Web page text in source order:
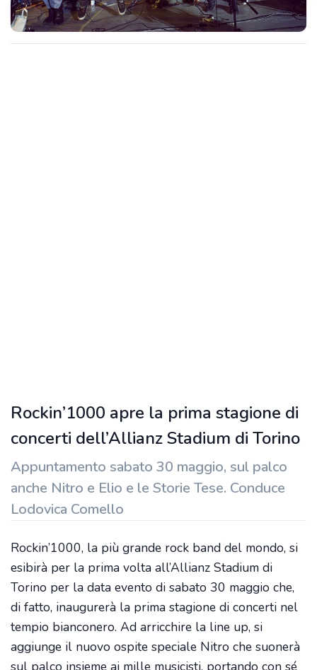
Rockin’1000 apre la prima stagione di
concerti dell’Allianz Stadium di Torino
Appuntamento sabato 30 maggio, sul palco
anche Nitro e Elio e le Storie Tese. Conduce
Lodovica Comello
Rockin’1000, la più grande rock band del mondo, si
esibirà per la prima volta all’Allianz Stadium di
Torino per la data evento di sabato 30 maggio che,
di fatto, inaugurerà la prima stagione di concerti nel
tempio bianconero. Ad arricchire la line up, si
aggiunge il nuovo ospite speciale Nitro che suonerà
sul palco insieme ai mille musicisti, portando con sé